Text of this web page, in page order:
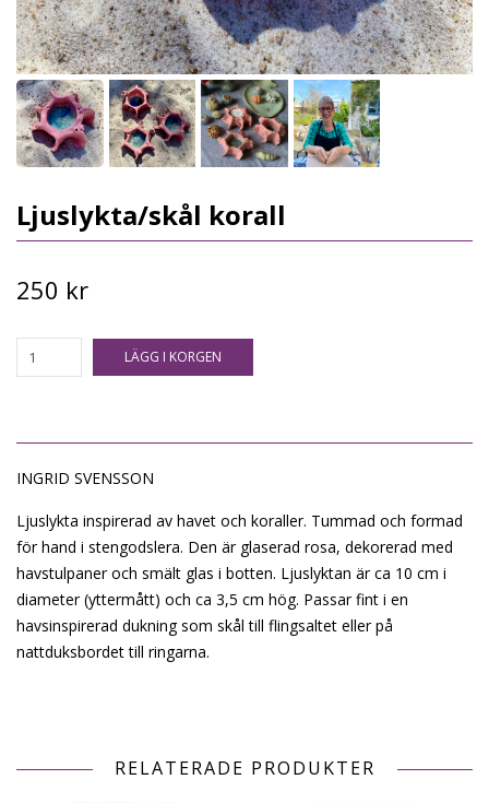
Ljuslykta/skål korall
250 kr
LÄGG I KORGEN
INGRID SVENSSON
Ljuslykta inspirerad av havet och koraller. Tummad och formad
för hand i stengodslera. Den är glaserad rosa, dekorerad med
havstulpaner och smält glas i botten. Ljuslyktan är ca 10 cm i
diameter (yttermått) och ca 3,5 cm hög. Passar fint i en
havsinspirerad dukning som skål till flingsaltet eller på
nattduksbordet till ringarna.
RELATERADE PRODUKTER